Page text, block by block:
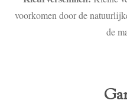
voorkomen door de
de